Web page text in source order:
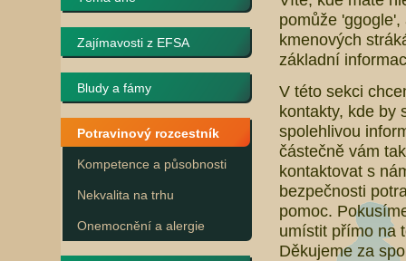
Zajímavosti z EFSA
Bludy a fámy
Potravinový rozcestník
Kompetence a působnosti
Nekvalita na trhu
Onemocnění a alergie
pomůže
kmenových
základní
V této sekci
kontakty, kde by
spolehlivou
částečně vám
kontaktovat s
bezpečnosti
pomoc.
umístit přímo na
Děkujeme za